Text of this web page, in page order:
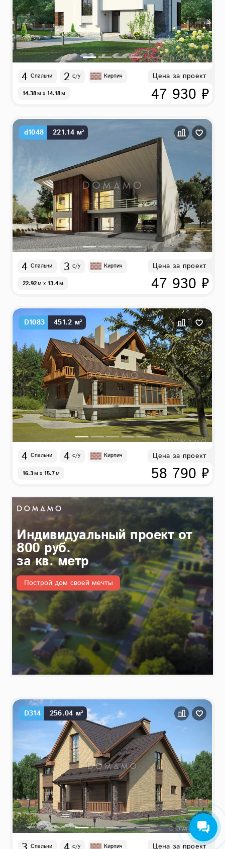
4 Спальни 2 с/у Кирпич
14.38м x 14.18м
Цена за проект
47 930 ₽
d1048 221.14 м²
4 Спальни 3 с/у Кирпич
22.92м x 13.4м
Цена за проект
47 930 ₽
D1083 451.2 м²
4 Спальни 4 с/у Кирпич
16.3м x 15.7м
Цена за проект
58 790 ₽
Индивидуальный проект от
800 руб.
за кв. метр
Построй дом своей мечты
D314 256.04 м²
Спальни с/у Кирпич Цена за проект